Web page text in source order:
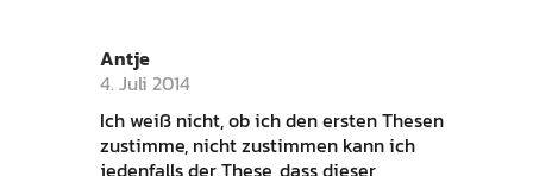
Antje
4. Juli 2014
Ich weiß nicht, ob ich den ersten Thesen
zustimme, nicht zustimmen kann ich